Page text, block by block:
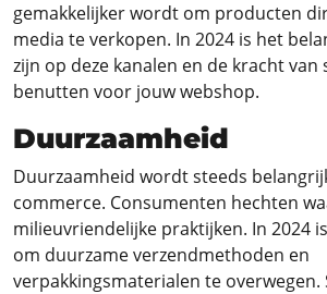
gemakkelijker wordt om producten
media te verkopen. In 2024 is het
zijn op deze kanalen en de kracht van
benutten voor jouw webshop.
Duurzaamheid
Duurzaamheid wordt steeds
commerce. Consumenten hechten
milieuvriendelijke praktijken. In 2024
om duurzame verzendmethoden en
verpakkingsmaterialen te overwegen.